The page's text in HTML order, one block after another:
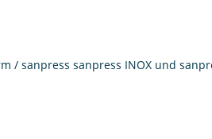
/ sanpress sanpress INOX und